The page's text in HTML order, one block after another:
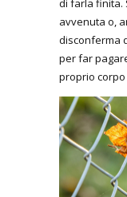
avvenuta o,
disconferma
per far
proprio